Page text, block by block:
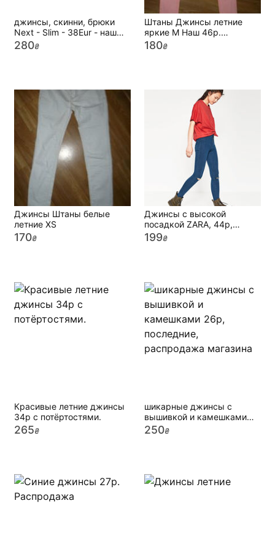
джинсы, скинни, брюки
Next - Slim - 38Eur - наш
44р.
280₴
Штаны Джинсы летние
яркие М Наш 46р.
Коралловые
180₴
Джинсы Штаны белые
летние XS
170₴
Джинсы с высокой
посадкой ZARA, 44р,
оригинал
199₴
Красивые летние джинсы
34р c потёртостями.
265₴
шикарные джинсы с
вышивкой и камешками
26р, последние,
распродажа магазина
250₴